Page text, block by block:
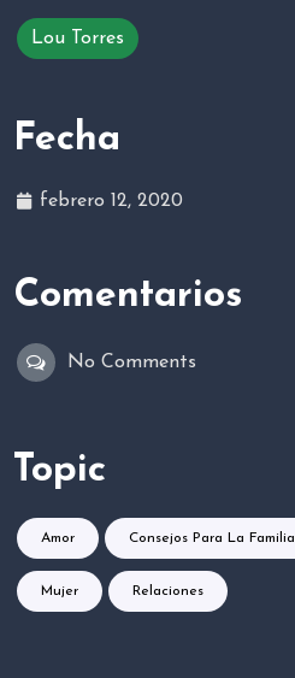
Lou Torres
Fecha
febrero 12, 2020
Comentarios
No Comments
Topic
Amor Consejos Para La Familia
Mujer Relaciones